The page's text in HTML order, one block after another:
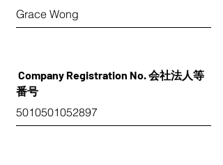
Grace Wong
Company Registration No. 会社法人等
番号
5010501052897